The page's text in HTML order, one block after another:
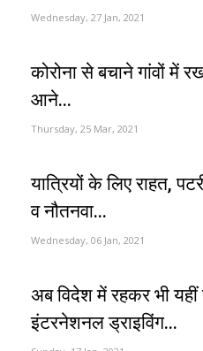
Wednesday, 27 Jan, 2021
कोरोना से बचाने गांवों में
आने...
Thursday, 25 Mar, 2021
यात्रियों के लिए राहत,
व नौतनवा...
Wednesday, 06 Jan, 2021
अब विदेश में रहकर भी
इंटरनेशनल ड्राइविंग...